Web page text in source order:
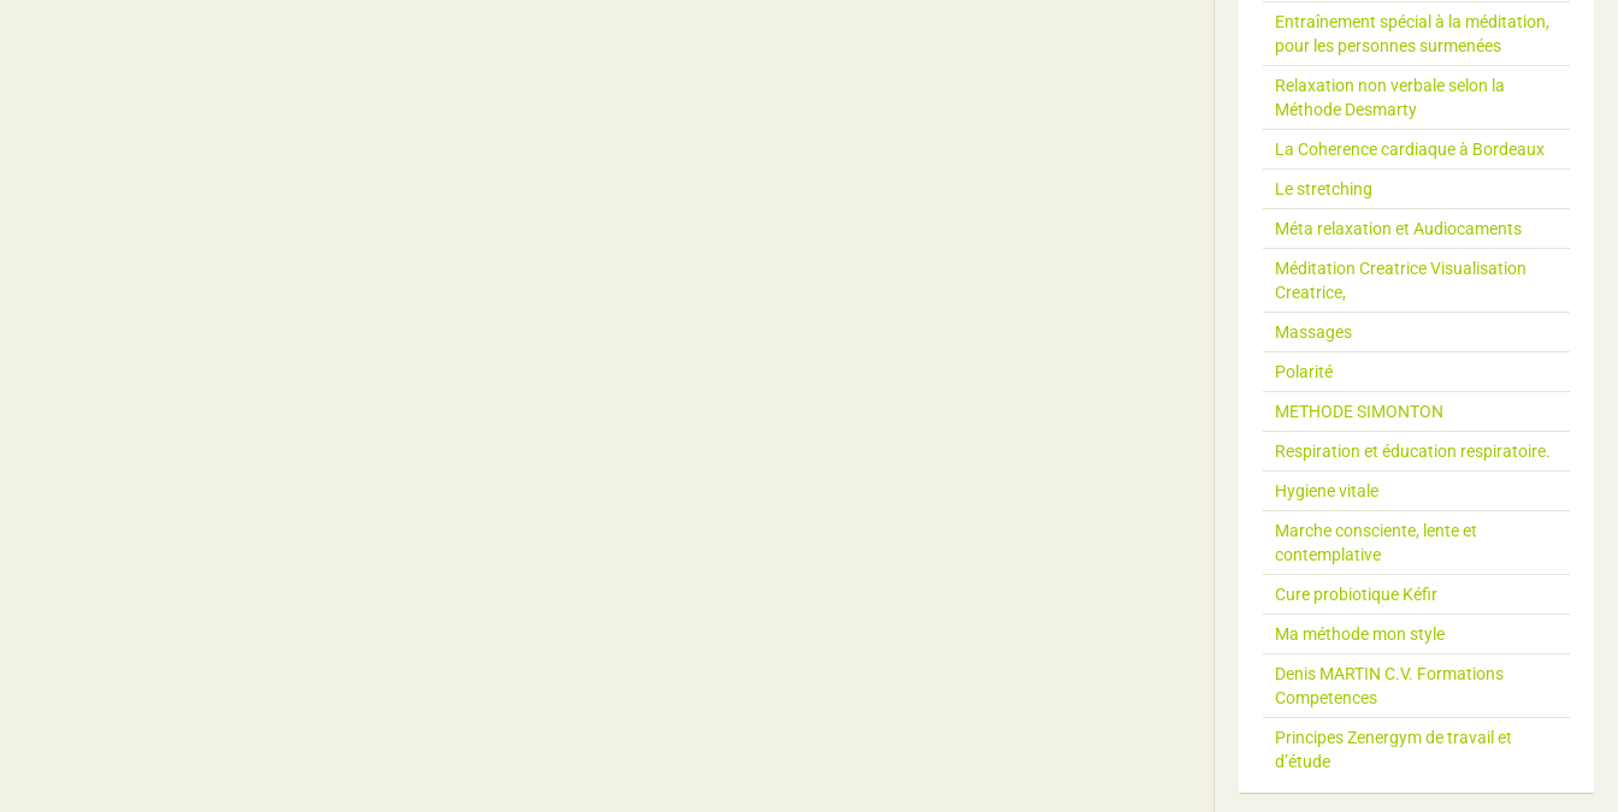
Entraînement spécial à la méditation,
pour les personnes surmenées
Relaxation non verbale selon la
Méthode Desmarty
La Coherence cardiaque à Bordeaux
Le stretching
Méta relaxation et Audiocaments
Méditation Creatrice Visualisation
Creatrice,
Massages
Polarité
METHODE SIMONTON
Respiration et éducation respiratoire.
Hygiene vitale
Marche consciente, lente et
contemplative
Cure probiotique Kéfir
Ma méthode mon style
Denis MARTIN C.V. Formations
Competences
Principes Zenergym de travail et
d’étude